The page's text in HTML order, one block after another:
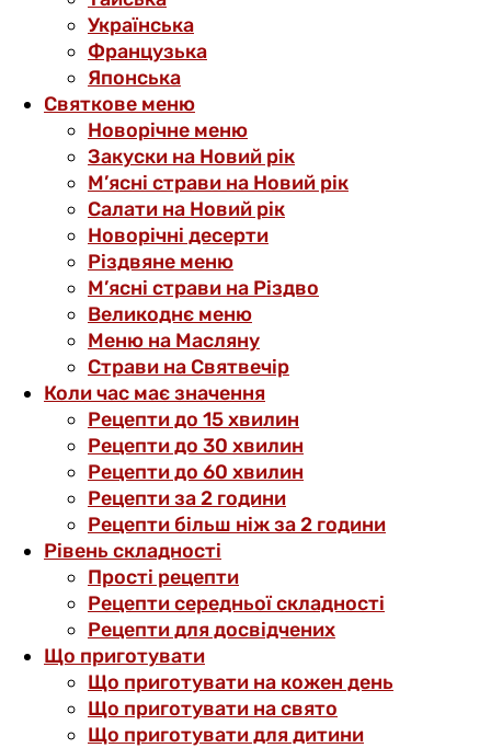
Українська
Французька
Японська
Святкове меню
Новорічне меню
Закуски на Новий рік
М’ясні страви на Новий рік
Салати на Новий рік
Новорічні десерти
Різдвяне меню
М’ясні страви на Різдво
Великоднє меню
Меню на Масляну
Страви на Святвечір
Коли час має значення
Рецепти до 15 хвилин
Рецепти до 30 хвилин
Рецепти до 60 хвилин
Рецепти за 2 години
Рецепти більш ніж за 2 години
Рівень складності
Прості рецепти
Рецепти середньої складності
Рецепти для досвідчених
Що приготувати
Що приготувати на кожен день
Що приготувати на свято
Що приготувати для дитини